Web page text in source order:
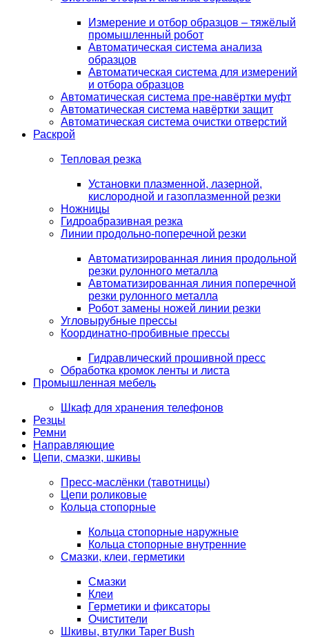
Измерение и отбор образцов – тяжёлый
промышленный робот
Автоматическая система анализа
образцов
Автоматическая система для измерений
и отбора образцов
Автоматическая система пре-навёртки муфт
Автоматическая система навёртки защит
Автоматическая система очистки отверстий
Раскрой
Тепловая резка
Установки плазменной, лазерной,
кислородной и газоплазменной резки
Ножницы
Гидроабразивная резка
Линии продольно-поперечной резки
Автоматизированная линия продольной
резки рулонного металла
Автоматизированная линия поперечной
резки рулонного металла
Робот замены ножей линии резки
Угловырубные прессы
Координатно-пробивные прессы
Гидравлический прошивной пресс
Обработка кромок ленты и листа
Промышленная мебель
Шкаф для хранения телефонов
Резцы
Ремни
Направляющие
Цепи, смазки, шкивы
Пресс-маслёнки (тавотницы)
Цепи роликовые
Кольца стопорные
Кольца стопорные наружные
Кольца стопорные внутренние
Смазки, клеи, герметики
Смазки
Клеи
Герметики и фиксаторы
Очистители
Шкивы, втулки Taper Bush